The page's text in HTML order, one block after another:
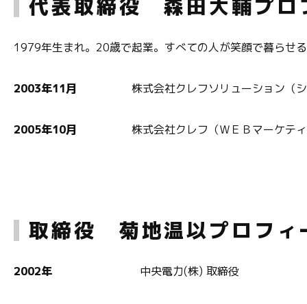
代表取締役 森田大輔プロ
1979年生まれ。20歳で起業。すべての人が笑顔で暮らせ
2003年11月 株式会社クレフソリューション（シス
2005年10月 株式会社クレフ（ＷＥＢマーケティン
取締役 菊地温以プロフィ
2002年 中央電力(株) 取締役